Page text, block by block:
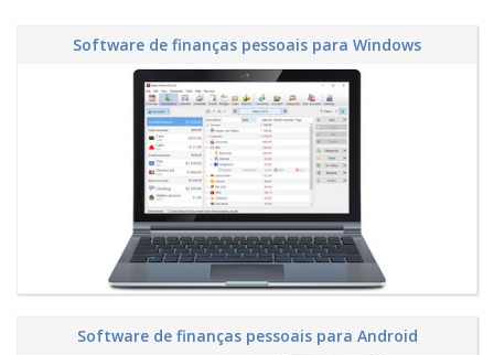
Software de finanças pessoais para Windows
Software de finanças pessoais para Android